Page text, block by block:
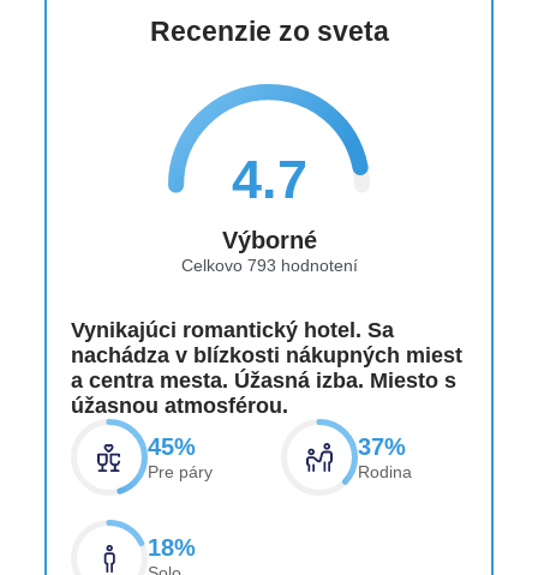
kuchyňa: medzinárodná, à la carte, výber z menu,
lobby bar CRYSTAL BOX • bar pri bazéne OCEAN
deň
Recenzie zo sveta
4.7
Výborné
Celkovo 793 hodnotení
Vynikajúci romantický hotel. Sa
nachádza v blízkosti nákupných miest
a centra mesta. Úžasná izba. Miesto s
úžasnou atmosférou.
45%
Pre páry
37%
Rodina
18%